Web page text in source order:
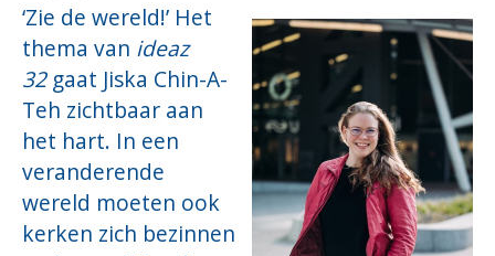
‘Zie de wereld!’ Het
thema van ideaz
32gaat Jiska Chin-A-
Teh zichtbaar aan
het hart. In een
veranderende
wereld moeten ook
kerken zich bezinnen